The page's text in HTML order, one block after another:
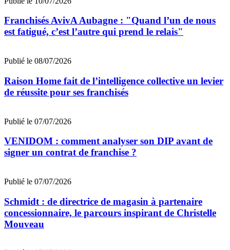
Franchisés AvivA Aubagne : "Quand l’un de nous
est fatigué, c’est l’autre qui prend le relais"
Publié le 08/07/2026
Raison Home fait de l’intelligence collective un levier
de réussite pour ses franchisés
Publié le 07/07/2026
VENIDOM : comment analyser son DIP avant de
signer un contrat de franchise ?
Publié le 07/07/2026
Schmidt : de directrice de magasin à partenaire
concessionnaire, le parcours inspirant de Christelle
Mouveau